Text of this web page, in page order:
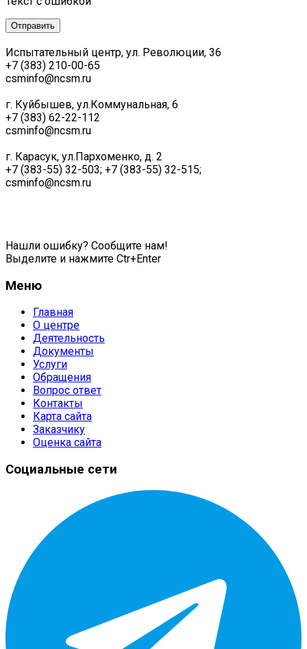
Испытательный центр, ул. Революции, 36
+7 (383) 210-00-65
csminfo@ncsm.ru
г. Куйбышев, ул.Коммунальная, 6
+7 (383) 62-22-112
csminfo@ncsm.ru
г. Карасук, ул.Пархоменко, д. 2
+7 (383-55) 32-503; +7 (383-55) 32-515;
csminfo@ncsm.ru
Нашли ошибку? Сообщите нам!
Выделите и нажмите Ctr+Enter
Меню
Главная
О центре
Деятельность
Документы
Услуги
Обращения
Вопрос ответ
Контакты
Карта сайта
Заказчику
Оценка сайта
Социальные сети